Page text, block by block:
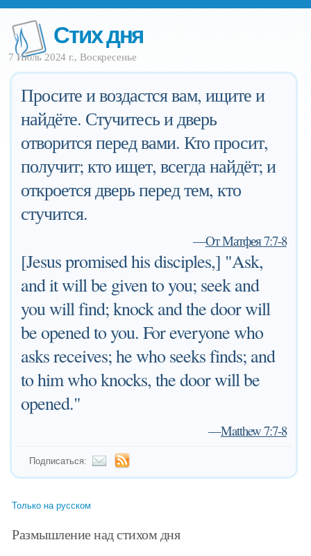
Стих дня
7 Июль 2024 г., Воскресенье
Просите и воздастся вам, ищите и
найдёте. Стучитесь и дверь
отворится перед вами. Кто просит,
получит; кто ищет, всегда найдёт; и
откроется дверь перед тем, кто
стучится.
—От Матфея 7:7-8
[Jesus promised his disciples,] "Ask,
and it will be given to you; seek and
you will find; knock and the door will
be opened to you. For everyone who
asks receives; he who seeks finds; and
to him who knocks, the door will be
opened."
—Matthew 7:7-8
Подписаться:
Только на русском
Размышление над стихом дня